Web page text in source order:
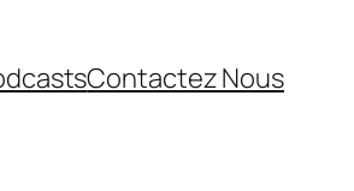
Contactez Nous